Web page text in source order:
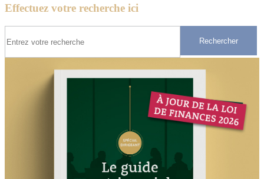
Effectuez votre recherche ici